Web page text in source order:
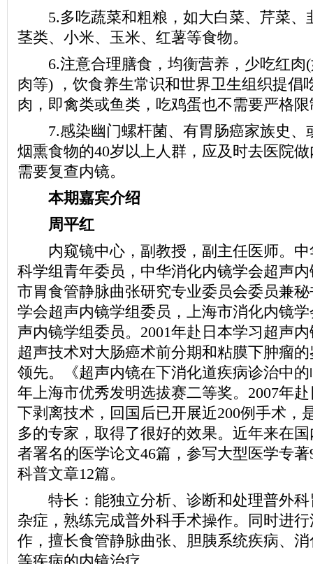
5.多吃蔬菜和粗粮，如大白菜、芹菜、
茎类、小米、玉米、红薯等食物。
6.注意合理膳食，均衡营养，少吃红肉(
肉等) ，饮食养生常识和世界卫生组织提倡
肉，即禽类或鱼类，吃鸡蛋也不需要严格
7.感染幽门螺杆菌、有胃肠癌家族史、
烟熏食物的40岁以上人群，应及时去医院
需要复查内镜。
本期嘉宾介绍
周平红
内窥镜中心，副教授，副主任医师。中
科学组青年委员，中华消化内镜学会超声
市胃食管静脉曲张研究专业委员会委员兼
学会超声内镜学组委员，上海市消化内镜
声内镜学组委员。2001年赴日本学习超声
超声技术对大肠癌术前分期和粘膜下肿瘤
领先。《超声内镜在下消化道疾病诊治中
年上海市优秀发明选拔赛二等奖。2007年
下剥离技术，回国后已开展近200例手术，
多的专家，取得了很好的效果。近年来在
者署名的医学论文46篇，参写大型医学专
科普文章12篇。
特长：能独立分析、诊断和处理普外科
杂症，熟练完成普外科手术操作。同时进
作，擅长食管静脉曲张、胆胰系统疾病、